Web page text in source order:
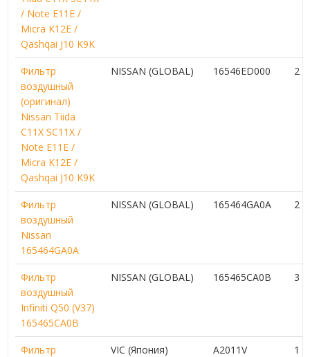
/ Note E11E /
Micra K12E /
Qashqai J10 K9K
Фильтр
воздушный
(оригинал)
Nissan Tiida
C11X SC11X /
Note E11E /
Micra K12E /
Qashqai J10 K9K
NISSAN (GLOBAL) 16546ED000 2
Фильтр
воздушный
Nissan
165464GA0A
NISSAN (GLOBAL) 165464GA0A 2
Фильтр
воздушный
Infiniti Q50 (V37)
165465CA0B
NISSAN (GLOBAL) 165465CA0B 3
Фильтр
VIC (Япония) A2011V 1